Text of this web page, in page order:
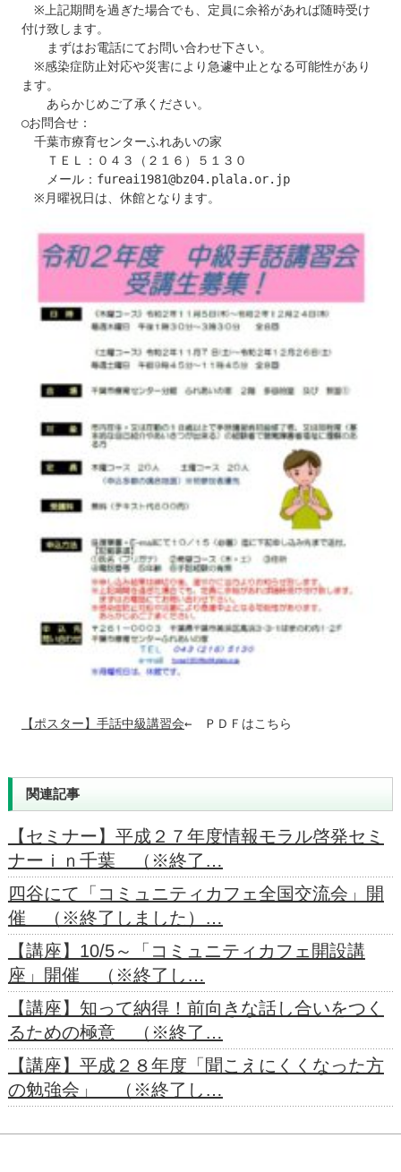
※上記期間を過ぎた場合でも、定員に余裕があれば随時受け
付け致します。
まずはお電話にてお問い合わせ下さい。
※感染症防止対応や災害により急遽中止となる可能性があり
ます。
あらかじめご了承ください。
○お問合せ：
千葉市療育センターふれあいの家
ＴＥＬ：０４３（２１６）５１３０
メール：fureai1981@bz04.plala.or.jp
【ポスター】手話中級講習会←　ＰＤＦはこちら
関連記事
【セミナー】平成２７年度情報モラル啓発セミ
ナーｉｎ千葉 （※終了…
四谷にて「コミュニティカフェ全国交流会」開
催 （※終了しました）…
【講座】10/5～「コミュニティカフェ開設講
座」開催 （※終了し…
【講座】知って納得！前向きな話し合いをつく
るための極意 （※終了…
【講座】平成２８年度「聞こえにくくなった方
の勉強会」 （※終了し…